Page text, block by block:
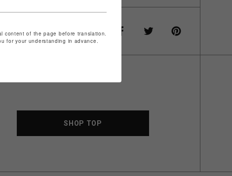
SHOP TOP
content of the page before translation.
for your understanding in advance.